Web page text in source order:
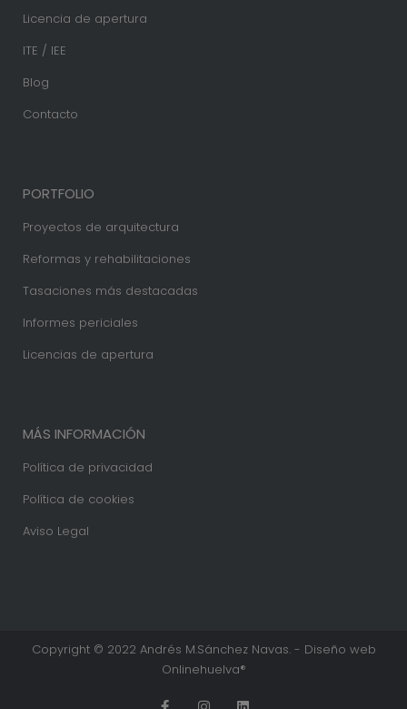
Licencia de apertura
ITE / IEE
Blog
Contacto
PORTFOLIO
Proyectos de arquitectura
Reformas y rehabilitaciones
Tasaciones más destacadas
Informes periciales
Licencias de apertura
MÁS INFORMACIÓN
Política de privacidad
Política de cookies
Aviso Legal
Copyright © 2022 Andrés M.Sánchez Navas. - Diseño web
Onlinehuelva®